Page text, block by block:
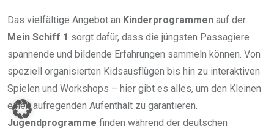
Das vielfältige Angebot an Kinderprogrammen auf der
Mein Schiff 1 sorgt dafür, dass die jüngsten Passagiere
spannende und bildende Erfahrungen sammeln können. Von
speziell organisierten Kidsausflügen bis hin zu interaktiven
Spielen und Workshops – hier gibt es alles, um den Kleinen
einen aufregenden Aufenthalt zu garantieren.
Jugendprogramme finden während der deutschen